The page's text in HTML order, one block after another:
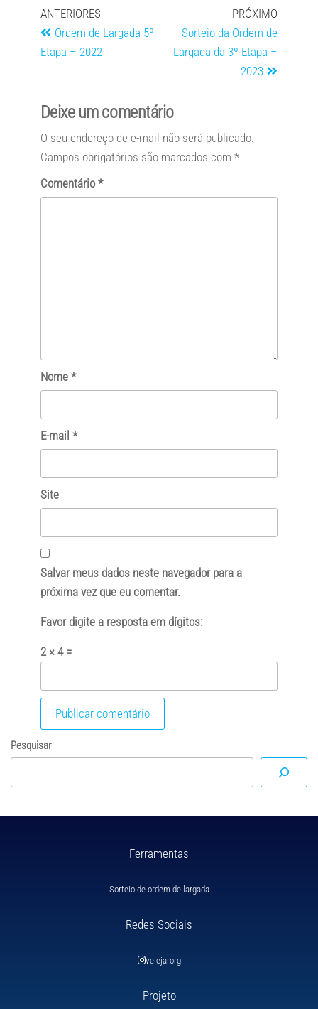
ANTERIORES
Ordem de Largada 5º
Etapa – 2022
PRÓXIMO
Sorteio da Ordem de
Largada da 3º Etapa –
2023
Deixe um comentário
O seu endereço de e-mail não será publicado.
Campos obrigatórios são marcados com *
Comentário *
Nome *
E-mail *
Site
Salvar meus dados neste navegador para a
próxima vez que eu comentar.
Favor digite a resposta em dígitos:
2 × 4 =
Pesquisar
Ferramentas
Sorteio de ordem de largada
Redes Sociais
velejarorg
Projeto